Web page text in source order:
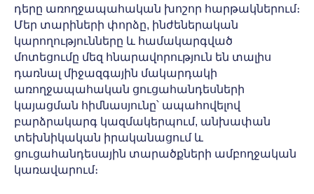
դերը առողջապահական խոշոր հարթակներում։
Մեր տարիների փորձը, ինժեներական
կարողությունները և համակարգված
մոտեցումը մեզ հնարավորություն են տալիս
դառնալ միջազգային մակարդակի
առողջապահական ցուցահանդեսների
կայացման հիմնասյունը՝ ապահովելով
բարձրակարգ կազմակերպում, անխափան
տեխնիկական իրականացում և
ցուցահանդեսային տարածքների ամբողջական
կառավարում։